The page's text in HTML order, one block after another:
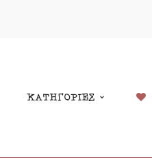
ΚΑΤΗΓΟΡΙΕΣ